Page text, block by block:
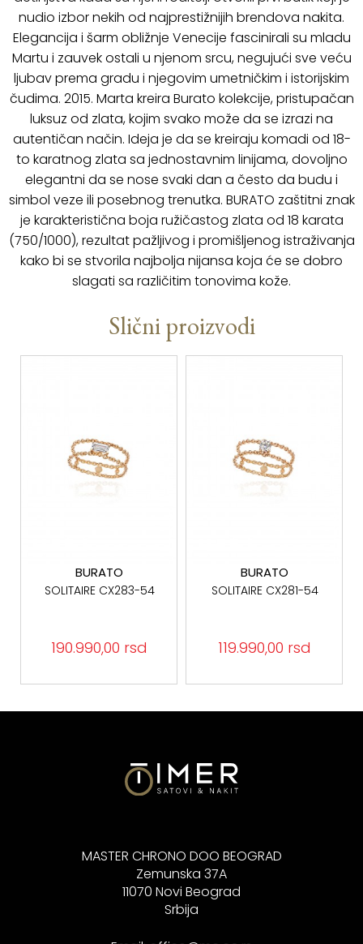
nudio izbor nekih od najprestižnijih brendova nakita.
Elegancija i šarm obližnje Venecije fascinirali su mladu
Martu i zauvek ostali u njenom srcu, negujući sve veću
ljubav prema gradu i njegovim umetničkim i istorijskim
čudima. 2015. Marta kreira Burato kolekcije, pristupačan
luksuz od zlata, kojim svako može da se izrazi na
autentičan način. Ideja je da se kreiraju komadi od 18-
to karatnog zlata sa jednostavnim linijama, dovoljno
elegantni da se nose svaki dan a često da budu i
simbol veze ili posebnog trenutka. BURATO zaštitni znak
je karakteristična boja ružičastog zlata od 18 karata
(750/1000), rezultat pažljivog i promišljenog istraživanja
kako bi se stvorila najbolja nijansa koja će se dobro
slagati sa različitim tonovima kože.
Slični proizvodi
BURATO
SOLITAIRE CX283-54
190.990,00 rsd
BURATO
SOLITAIRE CX281-54
119.990,00 rsd
MASTER CHRONO DOO BEOGRAD
Zemunska 37A
11070 Novi Beograd
Srbija